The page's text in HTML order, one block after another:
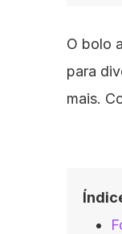
O bolo
para
mais.